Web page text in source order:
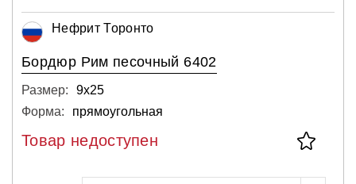
Нефрит Торонто
Бордюр Рим песочный 6402
Размер:
9х25
Форма:
прямоугольная
Товар недоступен